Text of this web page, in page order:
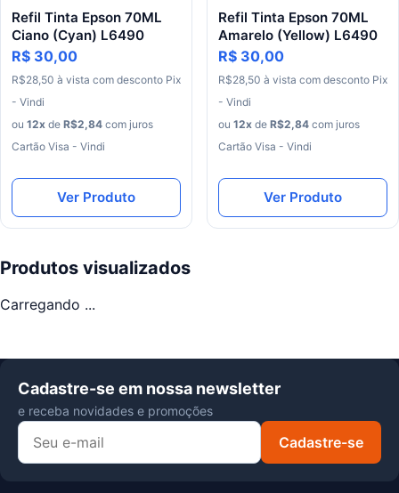
Refil Tinta Epson 70ML
Ciano (Cyan) L6490
R$ 30,00
R$28 50 à vista com desconto Pix
- Vindi
ou 12x de R$2,84 com juros
Cartão Visa - Vindi
Ver Produto
Refil Tinta Epson 70ML
Amarelo (Yellow) L6490
R$ 30,00
R$28 50 à vista com desconto Pix
- Vindi
ou 12x de R$2,84 com juros
Cartão Visa - Vindi
Ver Produto
Produtos visualizados
Carregando ...
Cadastre-se em nossa newsletter
e receba novidades e promoções
Cadastre-se